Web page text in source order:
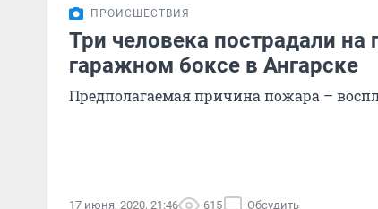
ПРОИСШЕСТВИЯ
Три человека пострадали на
гаражном боксе в Ангарске
Предполагаемая причина пожара –
17 июня, 2020, 21:46 615 Обсудить